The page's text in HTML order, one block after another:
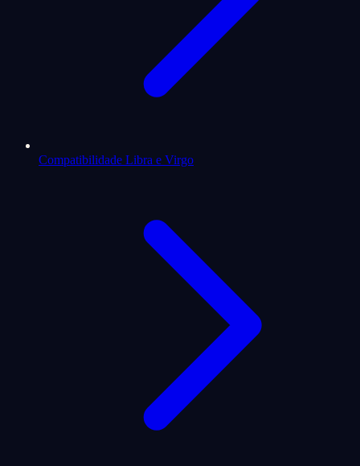
Compatibilidade Libra e Virgo